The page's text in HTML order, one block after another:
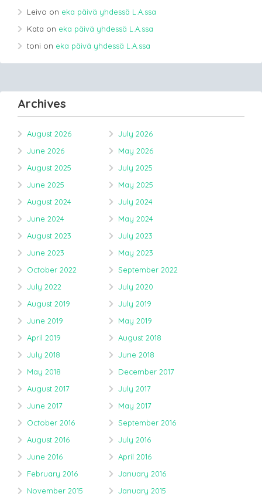
Leivo on eka päivä yhdessä L.A.ssa
Kata on eka päivä yhdessä L.A.ssa
toni on eka päivä yhdessä L.A.ssa
Archives
August 2026
July 2026
June 2026
May 2026
August 2025
July 2025
June 2025
May 2025
August 2024
July 2024
June 2024
May 2024
August 2023
July 2023
June 2023
May 2023
October 2022
September 2022
July 2022
July 2020
August 2019
July 2019
June 2019
May 2019
April 2019
August 2018
July 2018
June 2018
May 2018
December 2017
August 2017
July 2017
June 2017
May 2017
October 2016
September 2016
August 2016
July 2016
June 2016
April 2016
February 2016
January 2016
November 2015
January 2015